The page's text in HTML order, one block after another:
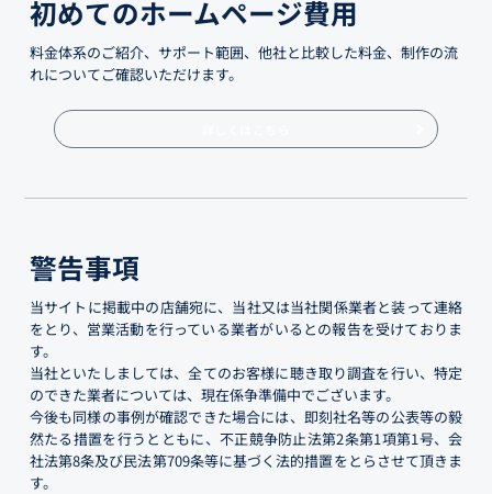
初めてのホームページ費用
料金体系のご紹介、サポート範囲、他社と比較した料金、制作の流
れについてご確認いただけます。
警告事項
当サイトに掲載中の店舗宛に、当社又は当社関係業者と装って連絡
をとり、営業活動を行っている業者がいるとの報告を受けておりま
す。
当社といたしましては、全てのお客様に聴き取り調査を行い、特定
のできた業者については、現在係争準備中でございます。
今後も同様の事例が確認できた場合には、即刻社名等の公表等の毅
然たる措置を行うとともに、不正競争防止法第2条第1項第1号、会
社法第8条及び民法第709条等に基づく法的措置をとらさせて頂きま
す。